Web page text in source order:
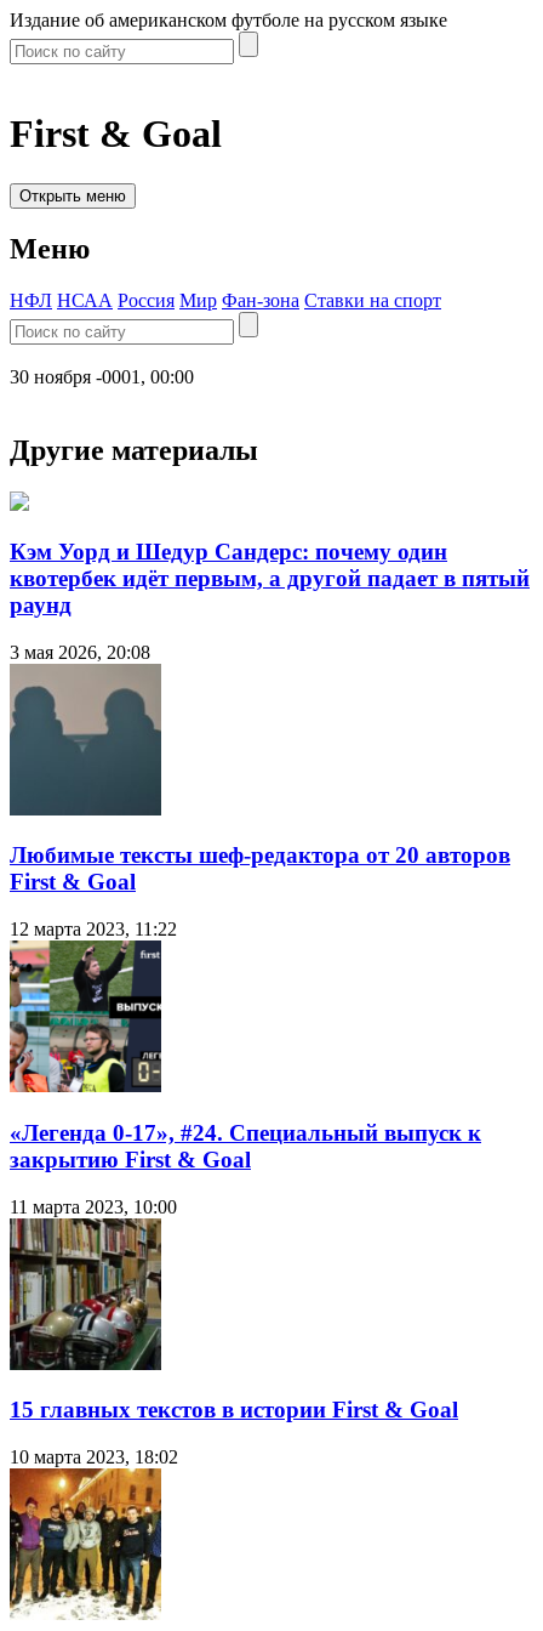
Издание об американском футболе на русском языке
First & Goal
Открыть меню
Меню
НФЛ НСАА Россия Мир Фан-зона Ставки на спорт
30 ноября -0001, 00:00
Другие материалы
Кэм Уорд и Шедур Сандерс: почему один
квотербек идёт первым, а другой падает в пятый
раунд
3 мая 2026, 20:08
Любимые тексты шеф-редактора от 20 авторов
First & Goal
12 марта 2023, 11:22
«Легенда 0-17», #24. Специальный выпуск к
закрытию First & Goal
11 марта 2023, 10:00
15 главных текстов в истории First & Goal
10 марта 2023, 18:02